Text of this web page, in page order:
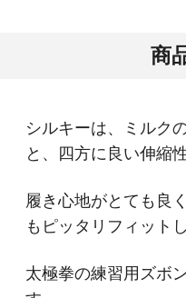
商
シルキーは、ミルク
と、四方に良い伸縮
履き心地がとても良
もピッタリフィット
太極拳の練習用ズボ